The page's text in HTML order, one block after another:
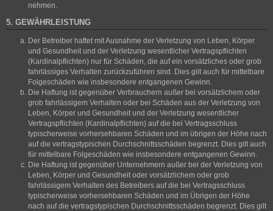
nehmen.
5. GEWÄHRLEISTUNG
Der Betreiber haftet mit Ausnahme der Verletzung von Leben, Körper
und Gesundheit und der Verletzung wesentlicher Vertragspflichten
(Kardinalpflichten) nur für Schäden, die auf ein vorsätzliches oder grob
fahrlässiges Verhalten zurückzuführen sind. Dies gilt auch für mittelbare
Folgeschäden wie insbesondere entgangenen Gewinn.
Die Haftung ist gegenüber Verbrauchern außer bei vorsätzlichem oder
grob fahrlässigem Verhalten oder bei Schäden aus der Verletzung von
Leben, Körper und Gesundheit und der Verletzung wesentlicher
Vertragspflichten (Kardinalpflichten) auf die bei Vertragsschluss
typischerweise vorhersehbaren Schäden und im übrigen der Höhe nach
auf die vertragstypischen Durchschnittsschäden begrenzt. Dies gilt auch
für mittelbare Folgeschäden wie insbesondere entgangenen Gewinn.
Die Haftung ist gegenüber Unternehmern außer bei der Verletzung von
Leben, Körper und Gesundheit oder vorsätzlichem oder grob
fahrlässigem Verhalten des Betreibers auf die bei Vertragsschluss
typischerweise vorhersehbaren Schäden und im Übrigen der Höhe
nach auf die vertragstypischen Durchschnittsschäden begrenzt. Dies gilt